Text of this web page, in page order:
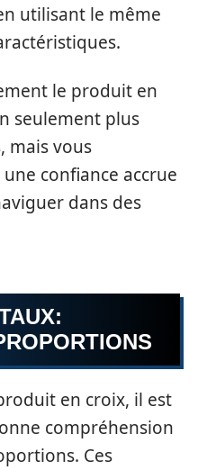
utilisant le même
le produit en
seulement plus
mais vous
confiance accrue
dans des
en croix, il est
compréhension
Ces